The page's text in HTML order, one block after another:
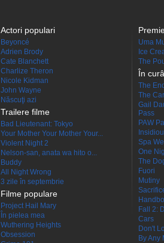
Actori populari
Beyoncé
Adrien Brody
Cate Blanchett
Charlize Theron
Nicole Kidman
John Wayne
Născuţi azi
Trailere filme
Bad Lieutenant: Tokyo
Your Mother Your Mother Your...
Violent Night 2
Nelson-san, anata wa hito o...
Buddy
All Night Wrong
3 zile în septembrie
Filme populare
Project Hail Mary
În pielea mea
Wuthering Heights
Obsession
Uma
Ice
The
În
The
The
Gail
Pass
PAW
Spa
One
The
Fuori
Mutiny
Fall 2:
Cars
Don't
By Any